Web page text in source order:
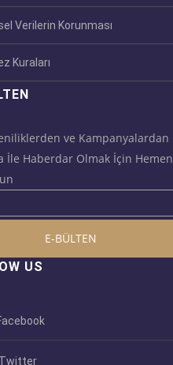
Verilerin Korunması
Kuraları
ve Kampanyalardan
İle Haberdar Olmak İçin Hemen
E-BÜLTEN
US
Twitter